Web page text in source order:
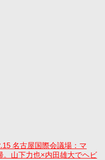
名古屋国際会議場：マ
。山下力也×内田雄大でヘビ